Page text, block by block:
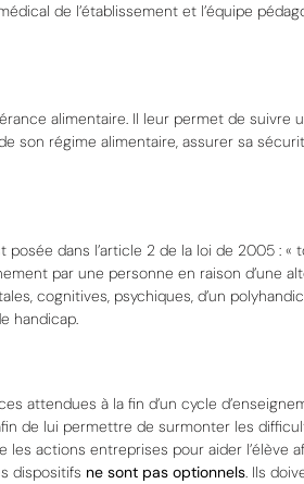
de l’établissement et l’équipe
alimentaire. Il leur permet de suivre
son régime alimentaire, assurer sa
dans l’article 2 de la loi de 2005 : «
par une personne en raison d’une
cognitives, psychiques, d’un
handicap.
attendues à la fin d’un cycle
de lui permettre de surmonter les
actions entreprises pour aider l’élève
dispositifs ne sont pas optionnels. Ils